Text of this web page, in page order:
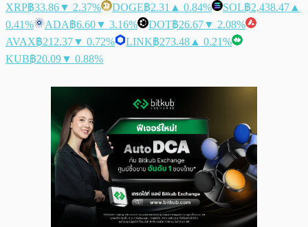
XRP฿33.86▼ 2.37% DOGE฿2.31 ▲ 0.84% SOL฿2,438.47 ▲
0.41%
ADA฿6.60▼ 3.16% DOT฿26.67▼ 2.08%
AVAX฿212.37▼ 0.72% LINK฿273.48 ▲ 0.21%
KUB฿20.09▼ 0.88%